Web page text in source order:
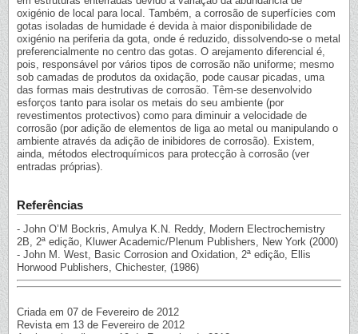
oxigénio de local para local. Também, a corrosão de superfícies com
gotas isoladas de humidade é devida à maior disponibilidade de
oxigénio na periferia da gota, onde é reduzido, dissolvendo-se o metal
preferencialmente no centro das gotas. O arejamento diferencial é,
pois, responsável por vários tipos de corrosão não uniforme; mesmo
sob camadas de produtos da oxidação, pode causar picadas, uma
das formas mais destrutivas de corrosão. Têm-se desenvolvido
esforços tanto para isolar os metais do seu ambiente (por
revestimentos protectivos) como para diminuir a velocidade de
corrosão (por adição de elementos de liga ao metal ou manipulando o
ambiente através da adição de inibidores de corrosão). Existem,
ainda, métodos electroquímicos para protecção à corrosão (ver
entradas próprias).
Referências
- John O’M Bockris, Amulya K.N. Reddy, Modern Electrochemistry
2B, 2ª edição, Kluwer Academic/Plenum Publishers, New York (2000)
- John M. West, Basic Corrosion and Oxidation, 2ª edição, Ellis
Horwood Publishers, Chichester, (1986)
Criada em 07 de Fevereiro de 2012
Revista em 13 de Fevereiro de 2012